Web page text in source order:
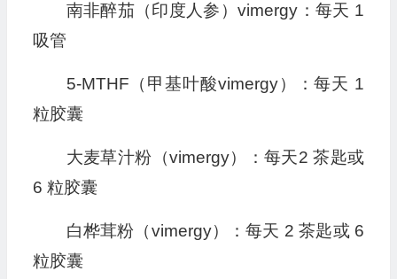
南非醉茄（印度人参）vimergy：每天 1
吸管
5-MTHF（甲基叶酸vimergy）：每天 1
粒胶囊
大麦草汁粉（vimergy）：每天2 茶匙或
6 粒胶囊
白桦茸粉（vimergy）：每天 2 茶匙或 6
粒胶囊